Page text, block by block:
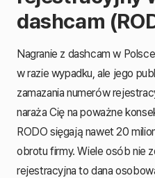
dashcam
Nagranie z dashcam w
w razie wypadku, ale jego
zamazania numerów
naraża Cię na poważne
RODO sięgają nawet 20
obrotu firmy. Wiele osób nie
rejestracyjna to dana